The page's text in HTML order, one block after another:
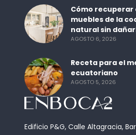
Edificio P&G, Calle Altagracia,
Cómo recuperar
muebles de la
natural sin
AGOSTO 6, 2026
Receta para el
ecuatoriano
AGOSTO 5, 2026